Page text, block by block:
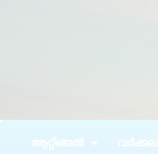
ആറ്റിങ്ങൽ വർക്കല